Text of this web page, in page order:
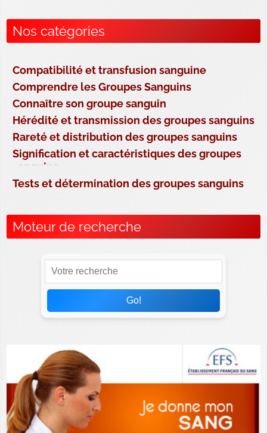
Nos catégories
Compatibilité et transfusion sanguine
Comprendre les Groupes Sanguins
Connaître son groupe sanguin
Hérédité et transmission des groupes sanguins
Rareté et distribution des groupes sanguins
Signification et caractéristiques des groupes
sanguins
Tests et détermination des groupes sanguins
Moteur de recherche
Go!